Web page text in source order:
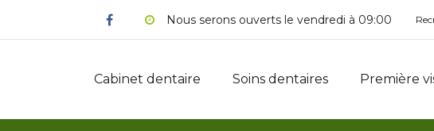
Cabinet dentaire Soins dentaires Première
Nous serons ouverts le vendredi à 09:00